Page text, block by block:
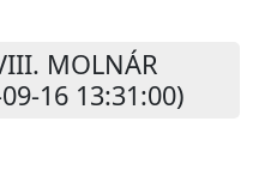
MOLNÁR
16 13:31:00)